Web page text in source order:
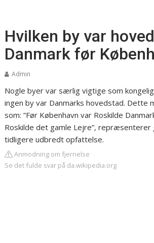
Hvilken by var
Danmark før
Admin
Nogle byer var særlig vigtige som
ingen by var Danmarks hovedstad. Dette
som: ”Før København var Roskilde
Roskilde det gamle Lejre”, repræsenterer
tidligere udbredt opfattelse.
Anmodning om fjernelse
Se det fulde svar på da.wikipedia.org